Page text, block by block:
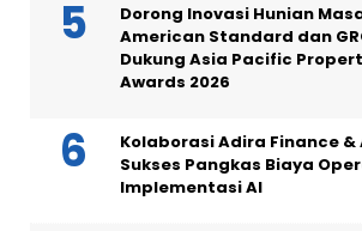
Dorong Inovasi Hunian
American Standard dan
Dukung Asia Pacific
Awards 2026
Kolaborasi Adira Finance &
Sukses Pangkas Biaya
Implementasi AI